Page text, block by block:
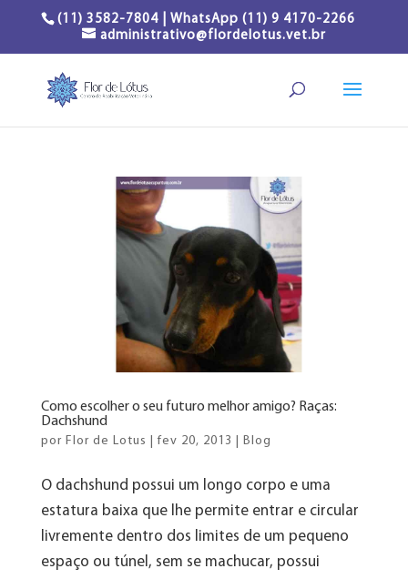
(11) 3582-7804 | WhatsApp (11) 9 4170-2266
administrativo@flordelotus.vet.br
Como escolher o seu futuro melhor amigo? Raças:
Dachshund
por Flor de Lotus fev 20, 2013 Blog
O dachshund possui um longo corpo e uma
estatura baixa que lhe permite entrar e circular
livremente dentro dos limites de um pequeno
espaço ou túnel, sem se machucar, possui